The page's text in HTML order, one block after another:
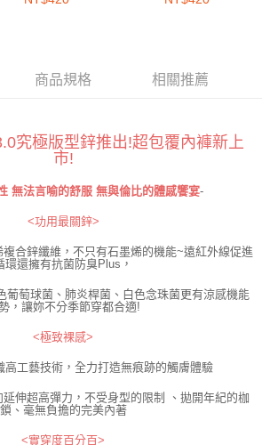
徵得法定代理人或監護人之同意方可使用
商品規格 相關推薦
究極版型鋅推出!超包覆內褲新上
市!
無法言喻的舒服 無與倫比的體感饗宴-
<功用最關鋅>
合鋅纖維，不只有石墨烯的機能~遠紅外線促進
環還擁有抗菌防臭Plus，
葡萄球菌、肺炎桿菌、白色念珠菌更有涼感機能
，讓妳不分季節穿都合適!
<極致裸感>
高工藝技術，全力打造無痕跡的觸膚體驗
伸超高彈力，不受身型的限制 、拋開年紀的枷
鎖、毫無負擔的完美內著
<實穿度百分百>